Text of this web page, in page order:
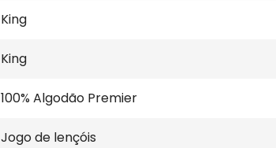
King
King
100% Algodão Premier
Jogo de lençóis